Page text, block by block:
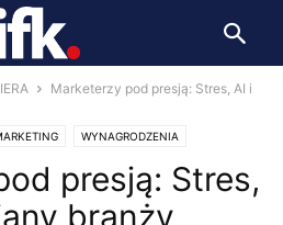
Marketerzy pod presją: Stres, AI i
WYNAGRODZENIA
presją: Stres,
branży